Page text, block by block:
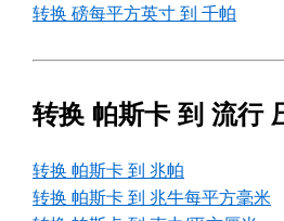
转换 磅每平方英寸 到 千帕
转换 帕斯卡 到 流行
转换 帕斯卡 到 兆帕
转换 帕斯卡 到 兆牛每平方毫米